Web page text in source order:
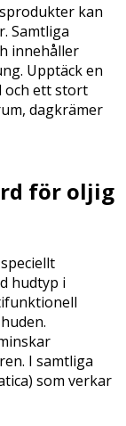
kan
Samtliga
innehåller
Upptäck en
och ett stort
dagkrämer
för oljig
hudtyp i
I samtliga
som verkar